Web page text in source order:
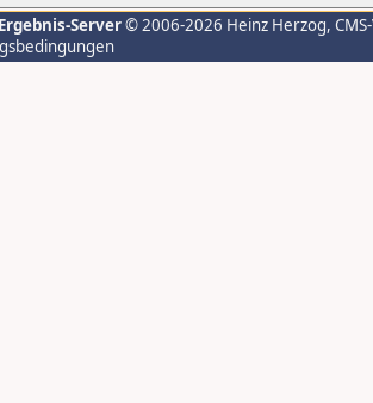
Server© 2006-2026 Heinz Herzog,